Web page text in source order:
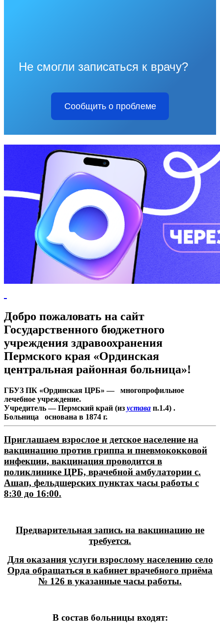
Не смогли записаться к врачу?
Сообщить о проблеме
Добро пожаловать на сайт
Государственного бюджетного
учреждения здравоохранения
Пермского края «Ординская
центральная районная больница»!
ГБУЗ ПК «Ординская ЦРБ» — многопрофильное
лечебное учреждение.
Учредитель — Пермский край (из устава п.1.4) .
Больница основана в 1874 г.
Приглашаем взрослое и детское население на
вакцинацию против гриппа и пневмококковой
инфекции, вакцинация проводится в
поликлинике ЦРБ, врачебной амбулатории с.
Ашап, фельдшерских пунктах часы работы с
8:30 до 16:00.
Предварительная запись на вакцинацию не
требуется.
Для оказания услуги взрослому населению село
Орда обращаться в кабинет врачебного приёма
№ 126 в указанные часы работы.
В состав больницы входят: